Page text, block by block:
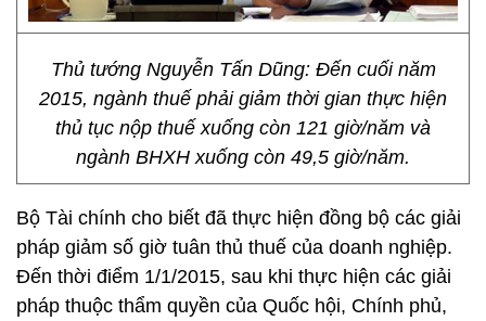
Thủ tướng Nguyễn Tấn Dũng: Đến cuối năm
2015, ngành thuế phải giảm thời gian thực hiện
thủ tục nộp thuế xuống còn 121 giờ/năm và
ngành BHXH xuống còn 49,5 giờ/năm.
Bộ Tài chính cho biết đã thực hiện đồng bộ các giải
pháp giảm số giờ tuân thủ thuế của doanh nghiệp.
Đến thời điểm 1/1/2015, sau khi thực hiện các giải
pháp thuộc thẩm quyền của Quốc hội, Chính phủ,